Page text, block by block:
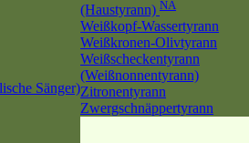
Sänger)
(Haustyrann) NA
Weißkopf-Wassertyrann
Weißkronen-Olivtyrann
Weißscheckentyrann
(Weißnonnentyrann)
Zitronentyrann
Zwergschnäppertyrann